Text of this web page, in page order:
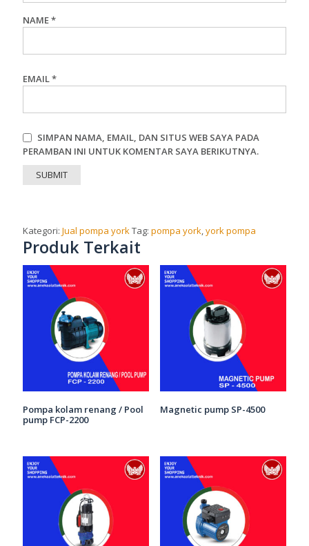
NAME*
EMAIL*
SIMPAN NAMA, EMAIL, DAN SITUS WEB SAYA PADA
PERAMBAN INI UNTUK KOMENTAR SAYA BERIKUTNYA.
Kategori:Jual pompa york Tag:pompa york ,york pompa
Produk Terkait
Pompa kolam renang / Pool
pump FCP-2200
Magnetic pump SP-4500